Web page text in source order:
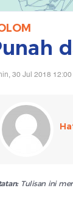
30 Jul 2018
Tulisan ini